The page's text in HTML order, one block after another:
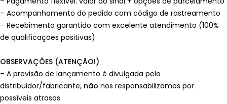
– Acompanhamento do pedido com código de rastreamento
– Recebimento garantido com excelente atendimento (100%
de qualificações positivas)
OBSERVAÇÕES (ATENÇÃO!)
– A previsão de lançamento é divulgada pelo
distribuidor/fabricante, não nos responsabilizamos por
possíveis atrasos